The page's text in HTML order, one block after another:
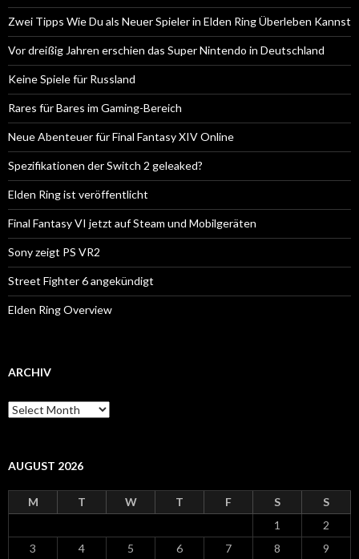
Zwei Tipps Wie Du als Neuer Spieler in Elden Ring Überleben Kannst
Vor dreißig Jahren erschien das Super Nintendo in Deutschland
Keine Spiele für Russland
Rares für Bares im Gaming-Bereich
Neue Abenteuer für Final Fantasy XIV Online
Spezifikationen der Switch 2 geleaked?
Elden Ring ist veröffentlicht
Final Fantasy VI jetzt auf Steam und Mobilgeräten
Sony zeigt PS VR2
Street Fighter 6 angekündigt
Elden Ring Overview
ARCHIV
Archiv
AUGUST 2026
M T W T F S
S
1
2
3
4 5 6 7 8
9